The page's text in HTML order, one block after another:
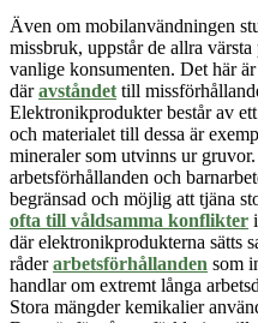
Även om mobilanvändningen
missbruk, uppstår de allra
vanlige konsumenten. Det här
däravståndet till
Elektronikprodukter består av
och materialet till dessa är
mineraler som utvinns ur
arbetsförhållanden och
begränsad och möjlig att tjäna
ofta till våldsamma konflikter
där elektronikprodukterna sätts
råderarbetsförhållanden som
handlar om extremt långa
Stora mängder kemikalier